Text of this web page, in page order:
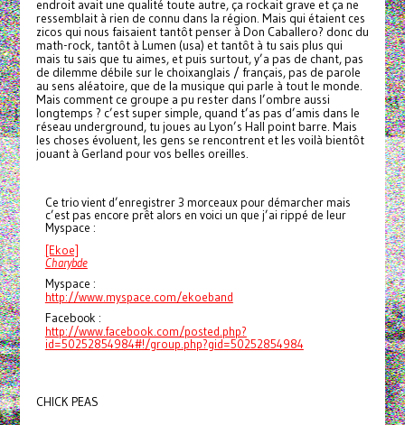
endroit avait une qualité toute autre, ça rockait grave et ça ne
ressemblait à rien de connu dans la région. Mais qui étaient ces
zicos qui nous faisaient tantôt penser à Don Caballero? donc du
math-rock, tantôt à Lumen (usa) et tantôt à tu sais plus qui
mais tu sais que tu aimes, et puis surtout, y’a pas de chant, pas
de dilemme débile sur le choixanglais / français, pas de parole
au sens aléatoire, que de la musique qui parle à tout le monde.
Mais comment ce groupe a pu rester dans l’ombre aussi
longtemps ? c’est super simple, quand t’as pas d’amis dans le
réseau underground, tu joues au Lyon’s Hall point barre. Mais
les choses évoluent, les gens se rencontrent et les voilà bientôt
jouant à Gerland pour vos belles oreilles.
Ce trio vient d’enregistrer 3 morceaux pour démarcher mais
c’est pas encore prêt alors en voici un que j’ai rippé de leur
Myspace :
[Ekoe]
Charybde
Myspace :
http://www.myspace.com/ekoeband
Facebook :
http://www.facebook.com/posted.php?
id=50252854984#!/group.php?gid=50252854984
CHICK PEAS